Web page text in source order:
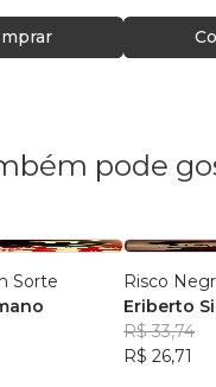
pode
Sorte
Risco
Eriberto
R$ 33,74
R$ 26,71